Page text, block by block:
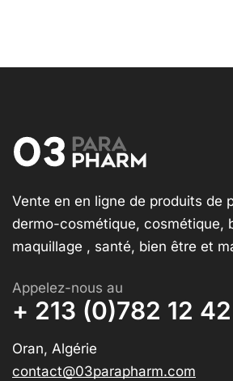
Vente en en ligne de produits de
dermo-cosmétique, cosmétique,
maquillage , santé, bien être et
Appelez-nous au
+ 213 (0)782 12
Oran, Algérie
contact@03parapharm.com